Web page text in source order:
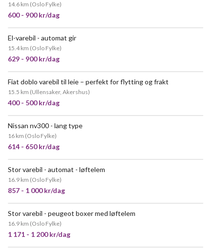
14.6 km (Oslo Fylke)
600 - 900 kr/dag
El-varebil - automat gir
15.4 km (Oslo Fylke)
629 - 900 kr/dag
Fiat doblo varebil til leie – perfekt for flytting og frakt
15.5 km (Ullensaker, Akershus)
400 - 500 kr/dag
Nissan nv300 - lang type
16 km (Oslo Fylke)
614 - 650 kr/dag
Stor varebil - automat - løftelem
16.9 km (Oslo Fylke)
857 - 1 000 kr/dag
Stor varebil - peugeot boxer med løftelem
16.9 km (Oslo Fylke)
1 171 - 1 200 kr/dag